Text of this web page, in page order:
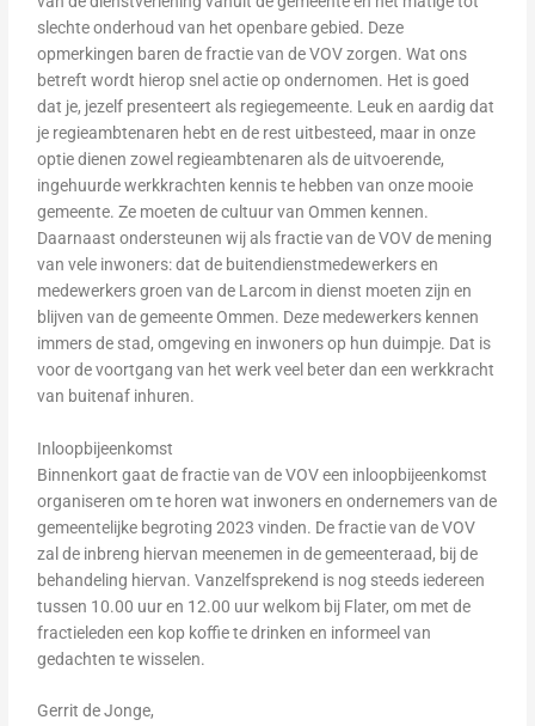
slechte onderhoud van het openbare gebied. Deze
opmerkingen baren de fractie van de VOV zorgen. Wat ons
betreft wordt hierop snel actie op ondernomen. Het is goed
dat je, jezelf presenteert als regiegemeente. Leuk en aardig dat
je regieambtenaren hebt en de rest uitbesteed, maar in onze
optie dienen zowel regieambtenaren als de uitvoerende,
ingehuurde werkkrachten kennis te hebben van onze mooie
gemeente. Ze moeten de cultuur van Ommen kennen.
Daarnaast ondersteunen wij als fractie van de VOV de mening
van vele inwoners: dat de buitendienstmedewerkers en
medewerkers groen van de Larcom in dienst moeten zijn en
blijven van de gemeente Ommen. Deze medewerkers kennen
immers de stad, omgeving en inwoners op hun duimpje. Dat is
voor de voortgang van het werk veel beter dan een werkkracht
van buitenaf inhuren.
Inloopbijeenkomst
Binnenkort gaat de fractie van de VOV een inloopbijeenkomst
organiseren om te horen wat inwoners en ondernemers van de
gemeentelijke begroting 2023 vinden. De fractie van de VOV
zal de inbreng hiervan meenemen in de gemeenteraad, bij de
behandeling hiervan. Vanzelfsprekend is nog steeds iedereen
tussen 10.00 uur en 12.00 uur welkom bij Flater, om met de
fractieleden een kop koffie te drinken en informeel van
gedachten te wisselen.
Gerrit de Jonge,